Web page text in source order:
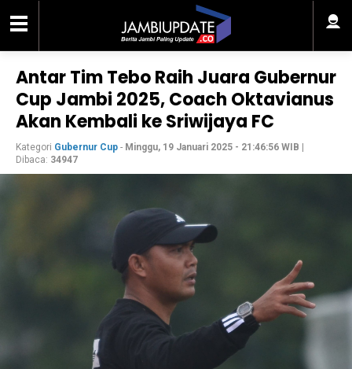
Antar Tim Tebo Raih Juara Gubernur
Cup Jambi 2025, Coach Oktavianus
Akan Kembali ke Sriwijaya FC
Kategori Gubernur Cup - Minggu, 19 Januari 2025 - 21:46:56 WIB
Dibaca: 34947